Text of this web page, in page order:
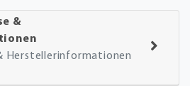
&
Herstellerinformationen